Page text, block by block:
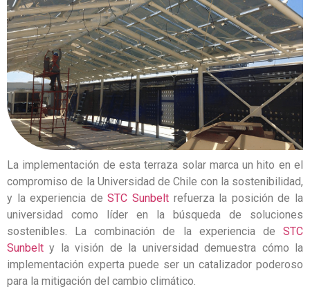
La implementación de esta terraza solar marca un hito en el
compromiso de la Universidad de Chile con la sostenibilidad,
y la experiencia deSTC Sunbelt refuerza la posición de la
universidad como líder en la búsqueda de soluciones
sostenibles. La combinación de la experiencia de STC
Sunbelt y la visión de la universidad demuestra cómo la
implementación experta puede ser un catalizador poderoso
para la mitigación del cambio climático.